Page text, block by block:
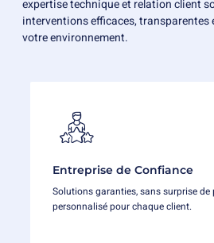
expertise technique et relation client
interventions efficaces, transparentes
votre environnement.
Entreprise de Confiance
Solutions garanties, sans surprise de
personnalisé pour chaque client.